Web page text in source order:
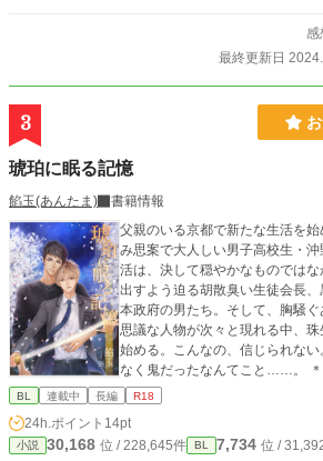
感
最終更新日
3
琥珀に眠る記憶
餡玉(あんたま)
書籍情報
父親のいる京都で新たな生活を
み思案で大人しい男子高校生・
活は、決して穏やかなものでは
出すよう迫る胡散臭い生徒会長
本政府の男たち。そして、胸騒
思議な人物が次々と現れる中、
始める。こんなの、信じられな
なく鬼だったなんてこと……。 ＊拙作『異聞白鬼譚』(ただ今
こちらに転載中です)の登場人物
夜の邂逅ー』全108部。 第2幕『
部。 第3幕『ー天孫降臨の地ー』
BL 連載中 長編 R18
24h.ポイント 14pt
小説 30,168 位 / 228,645件 BL 7,734 位 /